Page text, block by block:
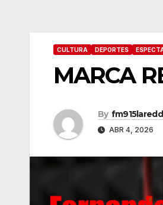
CULTURA DEPORTES
MARCA
By
ABR 4, 2026